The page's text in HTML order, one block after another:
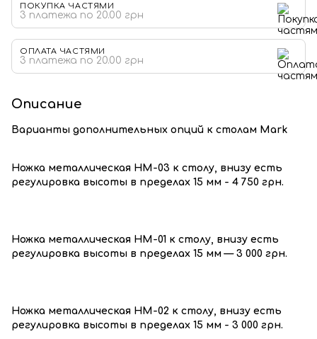
ПОКУПКА ЧАСТЯМИ
3 платежа по 20.00 грн
ОПЛАТА ЧАСТЯМИ
3 платежа по 20.00 грн
Описание
Варианты дополнительных опций к столам Mark
Ножка металлическая HM-03 к столу, внизу есть
регулировка высоты в пределах 15 мм - 4 750 грн.
Ножка металлическая НМ-01 к столу, внизу есть
регулировка высоты в пределах 15 мм — 3 000 грн.
Ножка металлическая HM-02 к столу, внизу есть
регулировка высоты в пределах 15 мм - 3 000 грн.